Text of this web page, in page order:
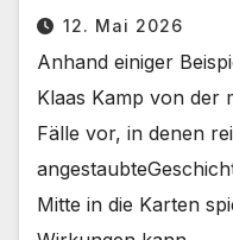
12. Mai 2026
Anhand einiger
Klaas Kamp von der
Fälle vor, in denen
Mitte in die Karten